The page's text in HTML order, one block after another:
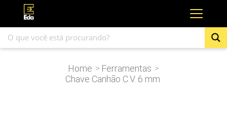
Home > Ferramentas >
Chave Canhão C.V. 6 mm